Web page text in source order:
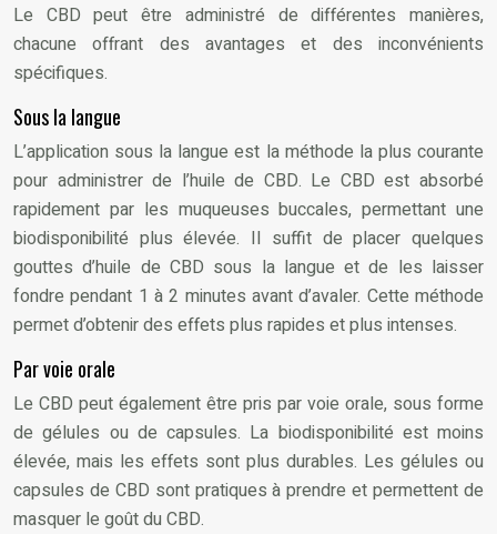
Le CBD peut être administré de différentes manières,
chacune offrant des avantages et des inconvénients
spécifiques.
Sous la langue
L’application sous la langue est la méthode la plus courante
pour administrer de l’huile de CBD. Le CBD est absorbé
rapidement par les muqueuses buccales, permettant une
biodisponibilité plus élevée. Il suffit de placer quelques
gouttes d’huile de CBD sous la langue et de les laisser
fondre pendant 1 à 2 minutes avant d’avaler. Cette méthode
permet d’obtenir des effets plus rapides et plus intenses.
Par voie orale
Le CBD peut également être pris par voie orale, sous forme
de gélules ou de capsules. La biodisponibilité est moins
élevée, mais les effets sont plus durables. Les gélules ou
capsules de CBD sont pratiques à prendre et permettent de
masquer le goût du CBD.